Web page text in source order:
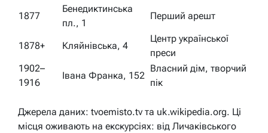
1877
Бенедиктинська
пл., 1
Перший арешт
1878+ Кляйнівська, 4
Центр української
преси
1902–
1916
Івана Франка, 152
Власний дім, творчий
пік
Джерела даних: tvoemisto.tv та uk.wikipedia.org. Ці
місця оживають на екскурсіях: від Личаківського